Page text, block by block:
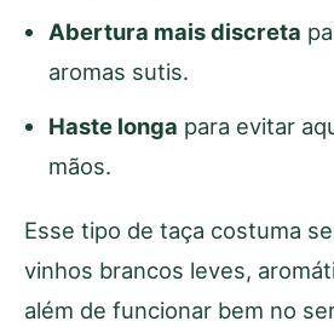
Abertura mais discreta
aromas sutis.
Haste longa para evitar
mãos.
Esse tipo de taça costuma
vinhos brancos leves,
além de funcionar bem no